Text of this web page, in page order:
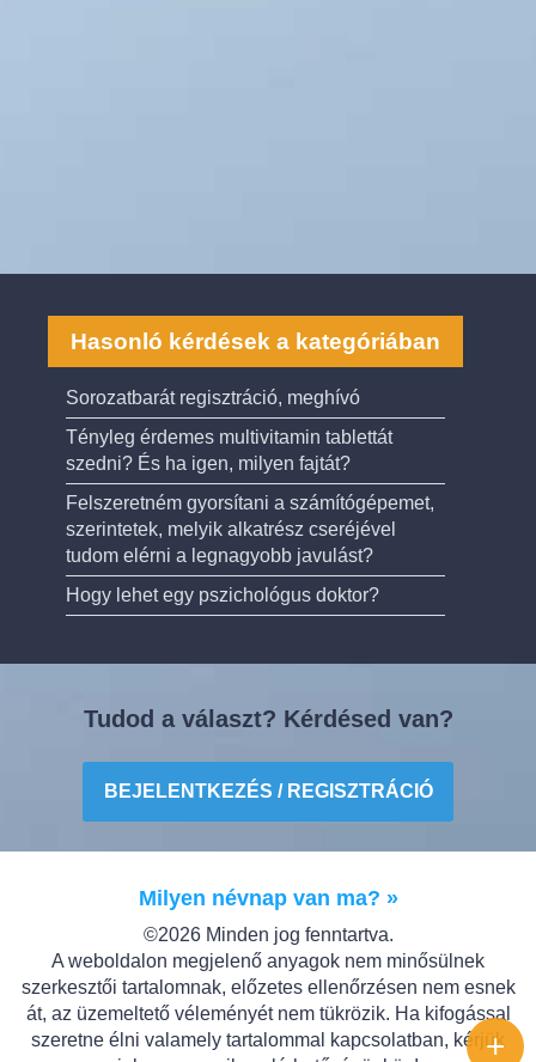
Hasonló kérdések a kategóriában
Sorozatbarát regisztráció, meghívó
Tényleg érdemes multivitamin tablettát
szedni? És ha igen, milyen fajtát?
Felszeretném gyorsítani a számítógépemet,
szerintetek, melyik alkatrész cseréjével
tudom elérni a legnagyobb javulást?
Hogy lehet egy pszichológus doktor?
Tudod a választ? Kérdésed van?
BEJELENTKEZÉS / REGISZTRÁCIÓ
Milyen névnap van ma? »
©2026 Minden jog fenntartva.
A weboldalon megjelenő anyagok nem minősülnek
szerkesztői tartalomnak, előzetes ellenőrzésen nem esnek
át, az üzemeltető véleményét nem tükrözik. Ha kifogással
szeretne élni valamely tartalommal kapcsolatban, kérjük+